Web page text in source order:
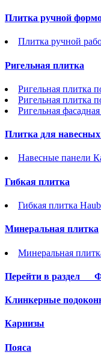
Плитка ручной
Плитка ручной
Ригельная плитка
Ригельная плитка
Ригельная плитка
Ригельная
Плитка для
Навесные панели
Гибкая плитка
Гибкая плитка
Минеральная плитка
Минеральная
Перейти в раздел
Клинкерные
Карнизы
Пояса